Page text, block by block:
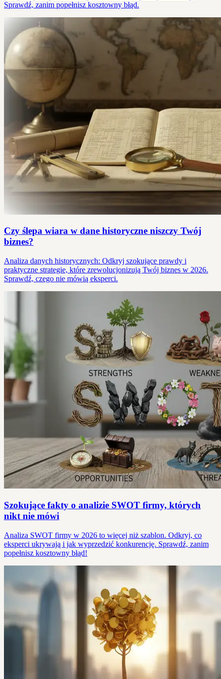
Sprawdź, zanim popełnisz kosztowny błąd.
Czy ślepa wiara w dane historyczne niszczy Twój
biznes?
Analiza danych historycznych: Odkryj szokujące prawdy i
praktyczne strategie, które zrewolucjonizują Twój biznes w 2026.
Sprawdź, czego nie mówią eksperci.
Szokujące fakty o analizie SWOT firmy, których
nikt nie mówi
Analiza SWOT firmy w 2026 to więcej niż szablon. Odkryj, co
eksperci ukrywają i jak wyprzedzić konkurencję. Sprawdź, zanim
popełnisz kosztowny błąd!